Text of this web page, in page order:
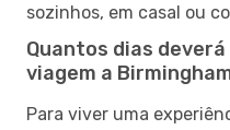
sozinhos, em casal ou
Quantos dias
viagem a
Para viver uma